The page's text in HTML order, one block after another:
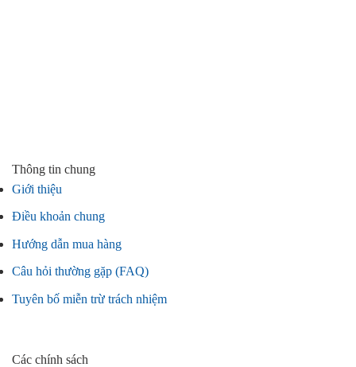
Thông tin chung
Giới thiệu
Điều khoản chung
Hướng dẫn mua hàng
Câu hỏi thường gặp (FAQ)
Tuyên bố miễn trừ trách nhiệm
Các chính sách